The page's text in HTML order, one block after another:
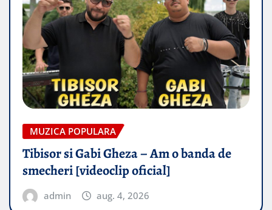
MUZICA POPULARA
Tibisor si Gabi Gheza – Am o banda de
smecheri [videoclip oficial]
admin aug. 4, 2026